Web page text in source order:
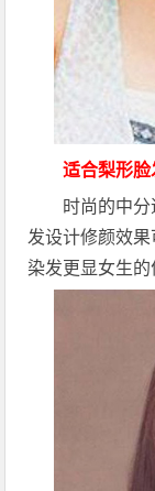
适合梨形脸
时尚的中
发设计修颜效
染发更显女生的